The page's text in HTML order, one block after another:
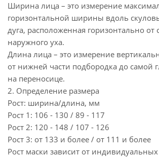
Ширина лица – это измерение
горизонтальной ширины вдоль
дуга, расположенная горизонтально от
наружного уха.
Длина лица – это измерение
от нижней части подбородка до самой
на переносице.
2. Определение размера
Рост: ширина/длина, мм
Рост 1: 106 - 130 / 89 - 117
Рост 2: 120 - 148 / 107 - 126
Рост 3: от 133 и более / от 111 и более
Рост маски зависит от